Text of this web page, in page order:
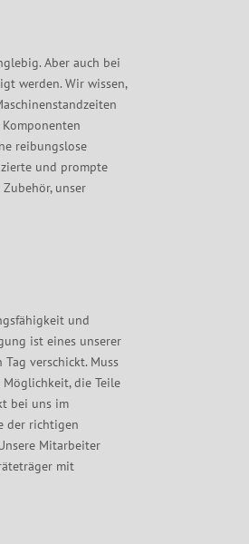
Aber auch bei
werden. Wir wissen,
reibungslose
und prompte
unser
und
ist eines unserer
verschickt. Muss
die Teile
bei uns im
der richtigen
Mitarbeiter
mit